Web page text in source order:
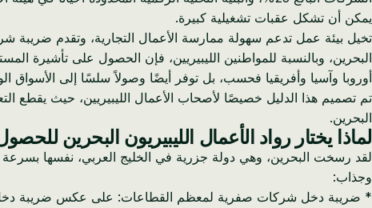
يمكن أن تشكل عقبات تشغيلية كبيرة.
البحرين، وبالنسبة للمواطنين الليبيريين، فإن الحصول على تأشيرة
أوروبا وآسيا وأفريقيا فحسب، بل توفر أيضًا وصولاً سلسًا إلى الأسواق
تم تصميم هذا الدليل خصيصًا لأصحاب الأعمال الليبيريين، حيث
البحرين.
لماذا يختار رواد الأعمال الليبيريون البحرين
لقد رسخت البحرين، وهي دولة جزرية في الخليج العربي، نفسها بسرعة
وجذاب: